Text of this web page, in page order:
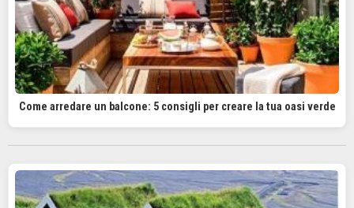
Come arredare un balcone: 5 consigli per creare la tua oasi verde